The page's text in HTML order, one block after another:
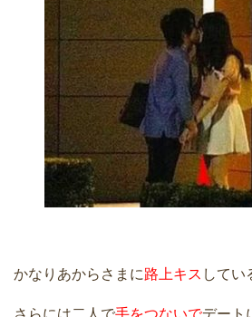
かなりあからさまに路上キス してい
さらには二人で手をつないでデート